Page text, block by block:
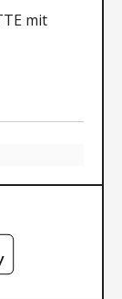
mit